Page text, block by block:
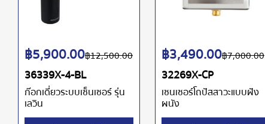
36339X-4-BL
ก๊อกเดี่ยวระบบเซ็นเซอร์ รุ่น
เลวิน
฿12,500.00
฿5,900.00
32269X-CP
เซนเซอร์โถปัสสาวะแบบฝัง
ผนัง
฿7,000.00
฿3,490.00